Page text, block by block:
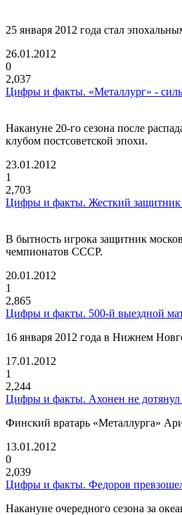
25 января 2012 года стал
26.01.2012
0
2,037
Цифры и факты. «Металлург» -
Накануне 20-го сезона после
клубом постсоветской эпохи.
23.01.2012
1
2,703
Цифры и факты. Жесткий защитник
В бытность игрока защитник
чемпионатов СССР.
20.01.2012
1
2,865
Цифры и факты. 500-й выездной
16 января 2012 года в Нижнем
17.01.2012
1
2,244
Цифры и факты. Ахонен не дотянул
Финский вратарь «Металлурга»
13.01.2012
0
2,039
Цифры и факты. Федоров
Накануне очередного сезона за